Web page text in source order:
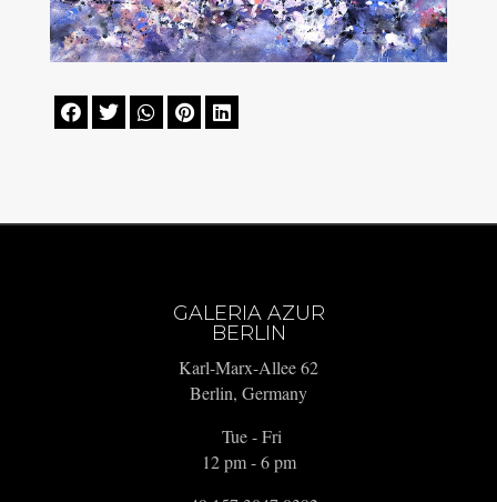
    
GALERIA AZUR
BERLIN
Karl-Marx-Allee 62
Berlin, Germany
Tue - Fri
12 pm - 6 pm